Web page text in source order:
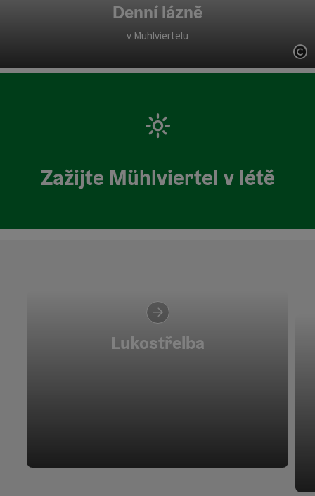
Denní lázně
v Mühlviertelu
Zažijte Mühlviertel v létě
Lukostřelba